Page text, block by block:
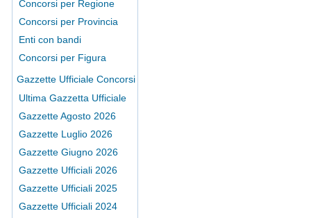
Concorsi per Regione
Concorsi per Provincia
Enti con bandi
Concorsi per Figura
Gazzette Ufficiale Concorsi
Ultima Gazzetta Ufficiale
Gazzette Agosto 2026
Gazzette Luglio 2026
Gazzette Giugno 2026
Gazzette Ufficiali 2026
Gazzette Ufficiali 2025
Gazzette Ufficiali 2024